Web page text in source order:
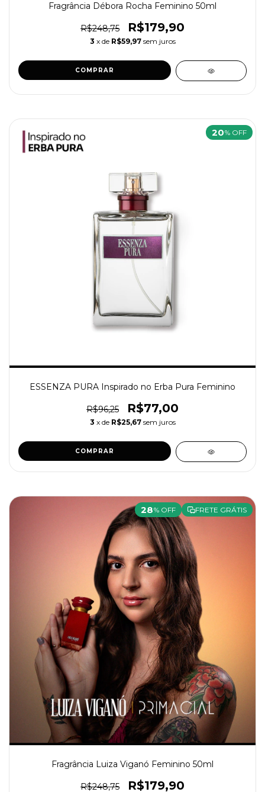
Fragrância Débora Rocha Feminino 50ml
R$248,75 R$179,90
3 x de R$59,97 sem juros
20% OFF
ESSENZA PURA Inspirado no Erba Pura Feminino
R$96,25 R$77,00
3 x de R$25,67 sem juros
COMPRAR
28% OFF FRETE GRÁTIS
Fragrância Luiza Viganó Feminino 50ml
R$248,75 R$179,90